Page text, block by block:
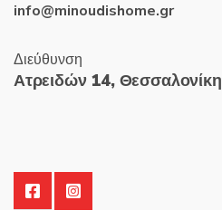
info@minoudishome.gr
Διεύθυνση
Ατρειδών 14, Θεσσαλονίκη